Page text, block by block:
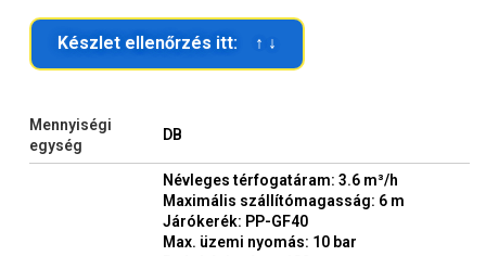
Készlet ellenőrzés itt: ↑ ↓
Mennyiségi
egység
DB
Névleges térfogatáram: 3.6 m³/h
Maximális szállítómagasság: 6 m
Járókerék: PP-GF40
Max. üzemi nyomás: 10 bar